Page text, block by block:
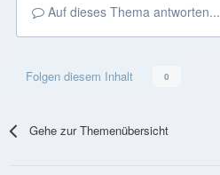
Auf dieses Thema antworten...
Folgen diesem Inhalt 0
Gehe zur Themenübersicht